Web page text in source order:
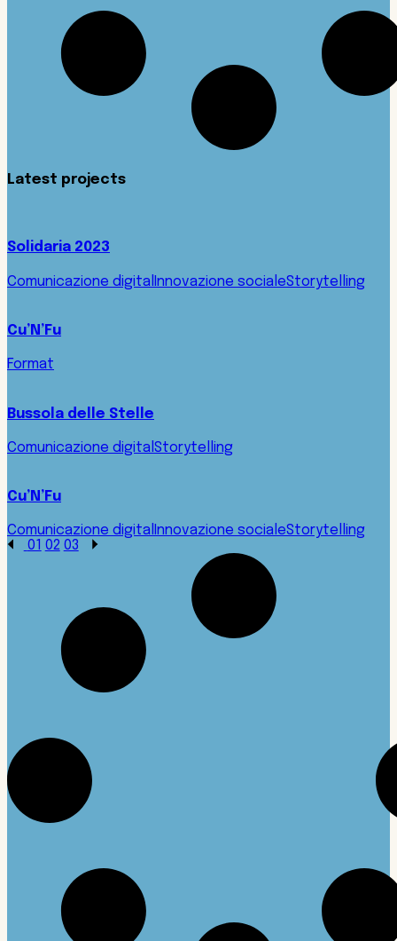
Latest projects
Solidaria 2023
Comunicazione digital Innovazione socialeStorytelling
Cu’N’Fu
Format
Bussola delle Stelle
Comunicazione digital Storytelling
Cu’N’Fu
Comunicazione digital Innovazione socialeStorytelling
01 02 03